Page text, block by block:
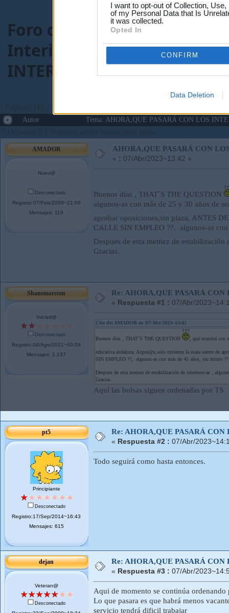
I want to opt-out of Collection,
of my Personal Data that Is
it was collected.
Opted In
CONFIRM
Data Deletion
Foro de Maestros25
Interinos-Maestros>
INTERINOS QUE NO SE
Páginas: [ 1
Autor
Tema: AHORA,QUE PASARÁ CON LOS
0 Usuarios y 1 Visitante están viendo este tema.
AMADOR
Nuev@
Desconectado
Registro:07/Feb/2009~21:09
Mensajes: 119
AHORA,QUE PASARÁ CON
« : 07/Abr/2023~13:42 »
Buenos días , THAT´S THE QUESTION
algunos-as con más de 25 y 30 años de
aprobar oposiciones,sin plaza, ANTES
CALLE SIN EMPLEO ??, algunos-as
Despues de esta memez de
Gracias.
Shanemarston
Iniciad@
Desconectado
Registro:04/Ago/2021~00:59
Mensajes: 1.137
Re: AHORA,QUE PASARÁ
« Respuesta #1 : 07/Abr/
Cita de: AMADOR en 07/Abr/2023~13:42
Buenos días , THAT´S THE QUESTION , qué ocurrirá
educatíva andaluza. Algun@s,solo tuvieron la mala suerte de
SIN EMPLEO ??, algunos-as con más de 45 años, sin futuro ??
Despues de esta memez de estabilización de interinos-as ,
Gracias.
Aquí las bolsas siguen ordenadas por TS
pt5
Principiante
Desconectado
Registro:17/Sep/2014~16:43
Mensajes: 615
Re: AHORA,QUE PASARÁ
« Respuesta #2 : 07/Abr/
Todo seguirá como hasta entonces.
dejan
Veteran@
Desconectado
Re: AHORA,QUE PASARÁ
« Respuesta #3 : 07/Abr/
Aqui de momento se continúa
Lo que pasara es que habrá menos
servicio tendrá dificil trabajar